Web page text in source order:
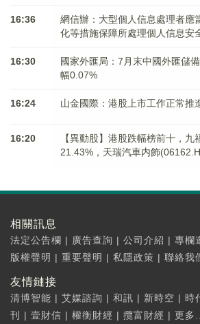
16:36
網信辦：大型個人信息處理者應
化等措施保障所處理個人信息安
16:30
國家外匯局：7月末中國外匯儲
幅0.07%
16:24 山金國際：港股上市工作正常推
16:20
【異動股】港股跌幅榜前十，
21.43%，天瑞汽車内飾
相關訊息
法定公告欄 | 廣告查詢 | 公司介紹 | 專欄
版權聲明 | 重要聲明 | 私隱政策 | 聯絡我
友情鏈接
清博智能 | 艾媒諮詢 | 和訊 | 新時空 | 時
刊
| 壹財信 | 權衡財經 | 攬富財經 | 更多...